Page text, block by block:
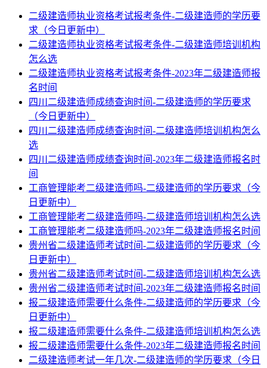
二级建造师执业资格考试报考条件-二级建造师的学历要
求（今日更新中）
二级建造师执业资格考试报考条件-二级建造师培训机构
怎么选
二级建造师执业资格考试报考条件-2023年二级建造师报
名时间
四川二级建造师成绩查询时间-二级建造师的学历要求
（今日更新中）
四川二级建造师成绩查询时间-二级建造师培训机构怎么
选
四川二级建造师成绩查询时间-2023年二级建造师报名时
间
工商管理能考二级建造师吗-二级建造师的学历要求（今
日更新中）
工商管理能考二级建造师吗-二级建造师培训机构怎么选
工商管理能考二级建造师吗-2023年二级建造师报名时间
贵州省二级建造师考试时间-二级建造师的学历要求（今
日更新中）
贵州省二级建造师考试时间-二级建造师培训机构怎么选
贵州省二级建造师考试时间-2023年二级建造师报名时间
报二级建造师需要什么条件-二级建造师的学历要求（今
日更新中）
报二级建造师需要什么条件-二级建造师培训机构怎么选
报二级建造师需要什么条件-2023年二级建造师报名时间
二级建造师考试一年几次-二级建造师的学历要求（今日